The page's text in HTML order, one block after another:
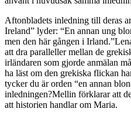
Aftonbladets inledning till deras
Ireland” lyder: “En annan ung
men den här gången i
att dra paralleller mellan de
irländaren som gjorde anmälan
ha läst om den grekiska flickan
tycker du är orden “en annan
inledningen?Mellin förklarar att
att historien handlar om Maria.